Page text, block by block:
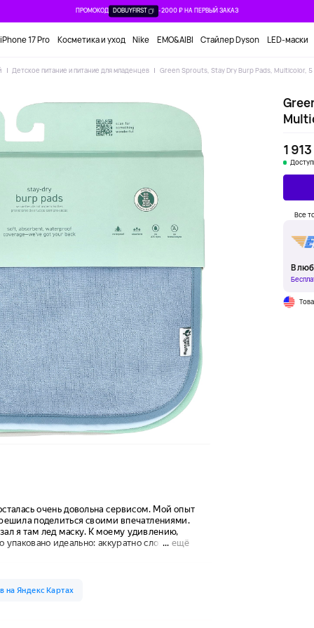
ПРОМОКОД DOBUYFIRST -2000 ₽ НА ПЕРВЫЙ ЗАКАЗ
iPhone 17 Pro Косметика и уход Nike EMO&AIBI Стайлер Dyson LED-маски
Детское питание и питание для младенцев Green Sprouts, Stay Dry Burp Pads, Multicolor, 5
1
Все
В